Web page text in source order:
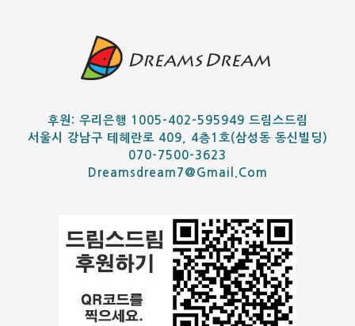
후원: 우리은행 1005-402-595949 드림스드림
서울시 강남구 테헤란로 409, 4층1호(삼성동 동신빌딩)
070-7500-3623
Dreamsdream7@gmail.com